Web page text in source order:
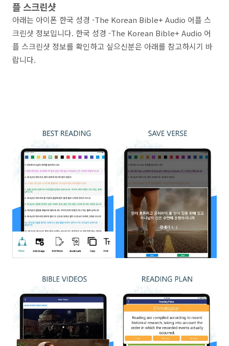
플 스크린샷
아래는 아이폰 한국 성경 -The Korean Bible+ Audio 어플 스
크린샷 정보입니다. 한국 성경 -The Korean Bible+ Audio 어
플 스크린샷 정보를 확인하고 싶으신분은 아래를 참고하시기 바
랍니다.